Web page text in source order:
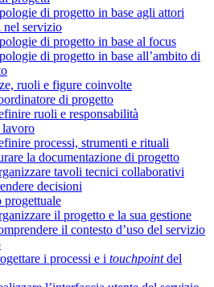
di progetto in base agli attori
servizio
di progetto in base al focus
di progetto in base all’ambito di
ruoli e figure coinvolte
di progetto
ruoli e responsabilità
processi, strumenti e rituali
la documentazione di progetto
tavoli tecnici collaborativi
decisioni
progettuale
il progetto e la sua gestione
il contesto d’uso del servizio
i processi e i touchpointdel